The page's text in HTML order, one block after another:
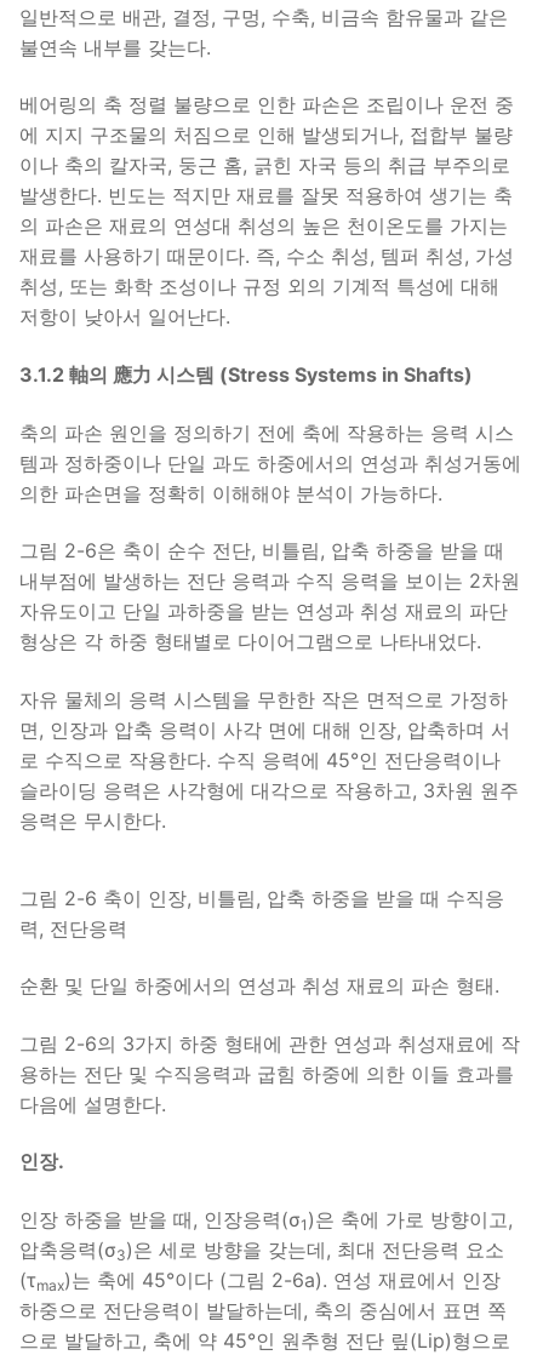
일반적으로 배관, 결정, 구멍, 수축, 비금속 함유물과 같은
불연속 내부를 갖는다.
베어링의 축 정렬 불량으로 인한 파손은 조립이나 운전 중
에 지지 구조물의 처짐으로 인해 발생되거나, 접합부 불량
이나 축의 칼자국, 둥근 홈, 긁힌 자국 등의 취급 부주의로
발생한다. 빈도는 적지만 재료를 잘못 적용하여 생기는 축
의 파손은 재료의 연성대 취성의 높은 천이온도를 가지는
재료를 사용하기 때문이다. 즉, 수소 취성, 템퍼 취성, 가성
취성, 또는 화학 조성이나 규정 외의 기계적 특성에 대해
저항이 낮아서 일어난다.
3.1.2 軸의 應力 시스템 (Stress Systems in Shafts)
축의 파손 원인을 정의하기 전에 축에 작용하는 응력 시스
템과 정하중이나 단일 과도 하중에서의 연성과 취성거동에
의한 파손면을 정확히 이해해야 분석이 가능하다.
그림 2-6은 축이 순수 전단, 비틀림, 압축 하중을 받을 때
내부점에 발생하는 전단 응력과 수직 응력을 보이는 2차원
자유도이고 단일 과하중을 받는 연성과 취성 재료의 파단
형상은 각 하중 형태별로 다이어그램으로 나타내었다.
자유 물체의 응력 시스템을 무한한 작은 면적으로 가정하
면, 인장과 압축 응력이 사각 면에 대해 인장, 압축하며 서
로 수직으로 작용한다. 수직 응력에 45°인 전단응력이나
슬라이딩 응력은 사각형에 대각으로 작용하고, 3차원 원주
응력은 무시한다.
그림 2-6 축이 인장, 비틀림, 압축 하중을 받을 때 수직응
력, 전단응력
순환 및 단일 하중에서의 연성과 취성 재료의 파손 형태.
그림 2-6의 3가지 하중 형태에 관한 연성과 취성재료에 작
용하는 전단 및 수직응력과 굽힘 하중에 의한 이들 효과를
다음에 설명한다.
인장.
인장 하중을 받을 때, 인장응력(σ1 )은 축에 가로 방향이고,
압축응력(σ3)은 세로 방향을 갖는데, 최대 전단응력 요소
(τmax)는 축에 45°이다 (그림 2-6a). 연성 재료에서 인장
하중으로 전단응력이 발달하는데, 축의 중심에서 표면 쪽
으로 발달하고, 축에 약 45°인 원추형 전단 맆(Lip)형으로